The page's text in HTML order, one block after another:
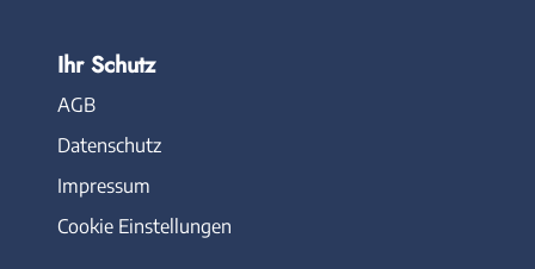
Ihr Schutz
AGB
Datenschutz
Impressum
Cookie Einstellungen